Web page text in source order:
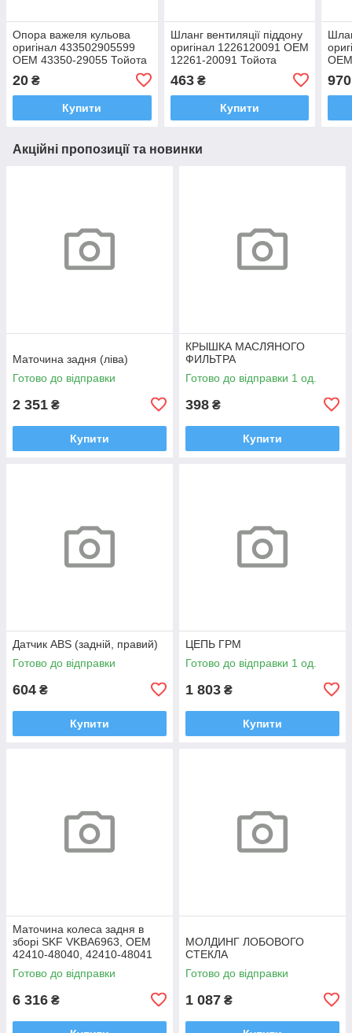
Опора важеля кульова
оригінал 433502905599
OEM 43350-29055 Тойота
20 ₴
Купити
Шланг вентиляції піддону
оригінал 1226120091 OEM
12261-20091 Тойота
Камрі, Хайлендер, Сієнна
1996-20
463₴
Купити
970
Акційні пропозиції та новинки
Маточина задня (ліва)
Готово до відправки
2 351 ₴
Купити
КРЫШКА МАСЛЯНОГО
ФИЛЬТРА
Готово до відправки 1 од.
398 ₴
Купити
Датчик ABS (задній, правий)
Готово до відправки
604 ₴
Купити
ЦЕПЬ ГРМ
Готово до відправки 1 од.
1 803 ₴
Купити
Маточина колеса задня в
зборі SKF VKBA6963, OEM
42410-48040, 42410-48041
Highlander, RX
Готово до відправки
6 316 ₴
МОЛДИНГ ЛОБОВОГО
СТЕКЛА
Готово до відправки
1 087 ₴